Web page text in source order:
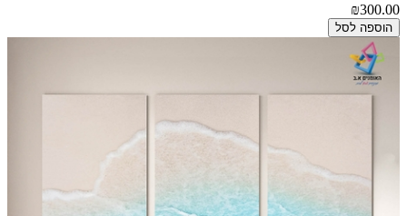
₪300.00
הוספה לסל